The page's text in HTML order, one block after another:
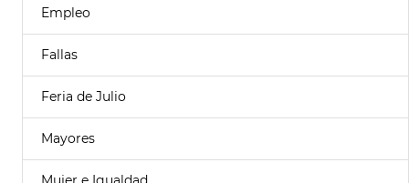
Empleo
Fallas
Feria de Julio
Mayores